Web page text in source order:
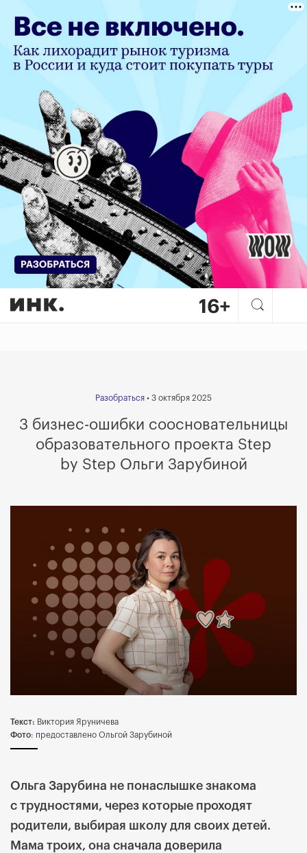
3 бизнес-ошибки
Разобраться • 3 октября 2025
3 бизнес-ошибки соосновательницы
образовательного проекта Step
by Step Ольги Зарубиной
Текст: Виктория Яруничева
Фото: предоставлено Ольгой Зарубиной
Ольга Зарубина не понаслышке знакома
с трудностями, через которые проходят
родители, выбирая школу для своих детей.
Мама троих, она сначала доверила